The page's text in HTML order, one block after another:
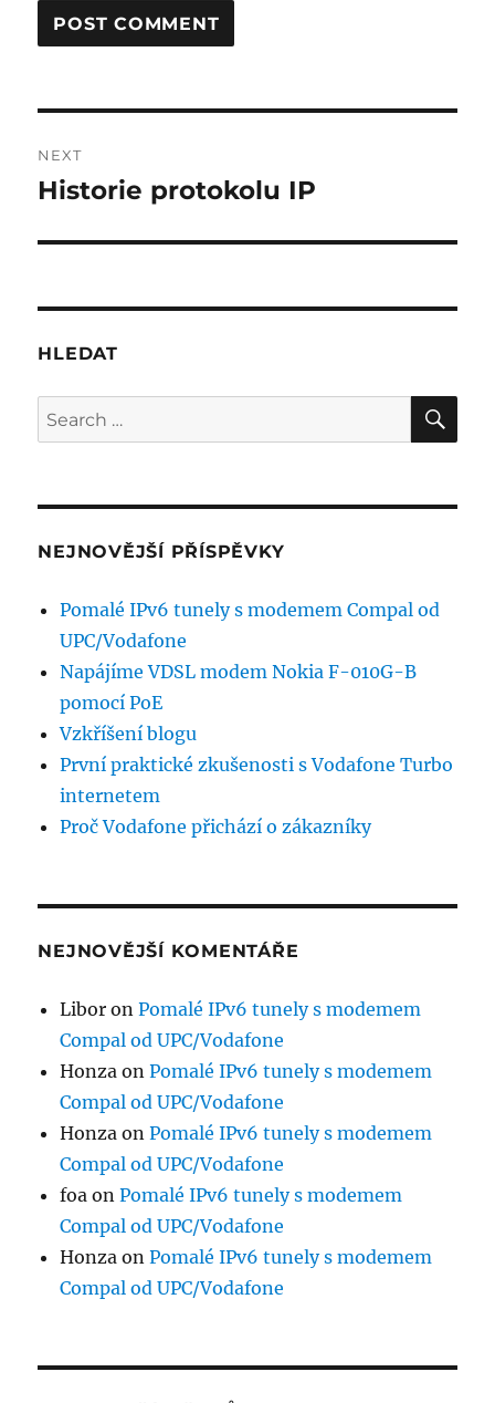
navigation
NEXT
Next
Historie protokolu IP
HLEDAT
Search
for:
NEJNOVĚJŠÍ PŘÍSPĚVKY
Pomalé IPv6 tunely s modemem Compal od
UPC/Vodafone
Napájíme VDSL modem Nokia F-010G-B
pomocí PoE
Vzkříšení blogu
První praktické zkušenosti s Vodafone Turbo
internetem
Proč Vodafone přichází o zákazníky
NEJNOVĚJŠÍ KOMENTÁŘE
Libor onPomalé IPv6 tunely s modemem
Compal od UPC/Vodafone
Honza onPomalé IPv6 tunely s modemem
Compal od UPC/Vodafone
Honza onPomalé IPv6 tunely s modemem
Compal od UPC/Vodafone
foa onPomalé IPv6 tunely s modemem
Compal od UPC/Vodafone
Honza onPomalé IPv6 tunely s modemem
Compal od UPC/Vodafone